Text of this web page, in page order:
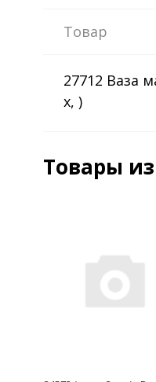
Товар
27712 Ваза
х, )
Товары